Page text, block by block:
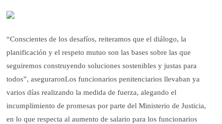
“Conscientes de los desafíos, reiteramos que el diálogo, la
planificación y el respeto mutuo son las bases sobre las que
seguiremos construyendo soluciones sostenibles y justas para
todos”, aseguraronLos funcionarios penitenciarios llevaban ya
varios días realizando la medida de fuerza, alegando el
incumplimiento de promesas por parte del Ministerio de Justicia,
en lo que respecta al aumento de salario para los funcionarios